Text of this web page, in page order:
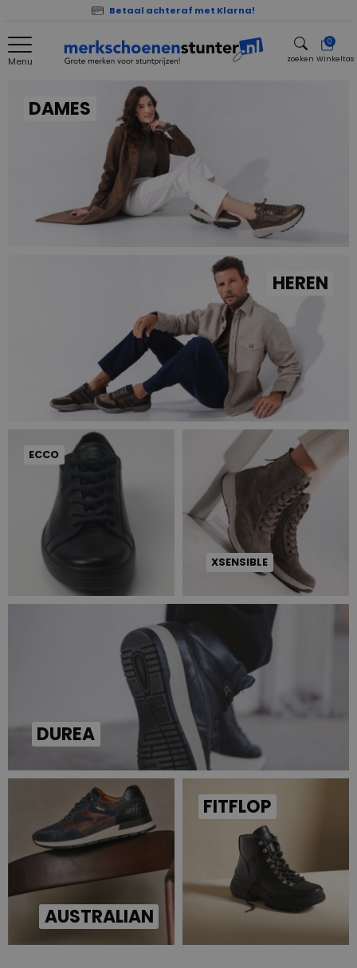
Betaal achteraf met Klarna!
Menu zoeken
0
Winkeltas
DAMES
HEREN
ECCO
XSENSIBLE
DUREA
AUSTRALIAN
FITFLOP